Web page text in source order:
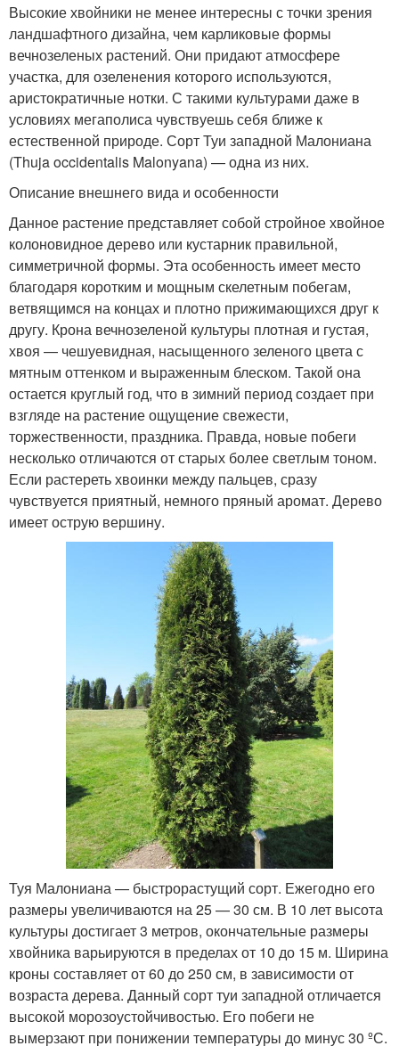
Высокие хвойники не менее интересны с точки зрения
ландшафтного дизайна, чем карликовые формы
вечнозеленых растений. Они придают атмосфере
участка, для озеленения которого используются,
аристократичные нотки. С такими культурами даже в
условиях мегаполиса чувствуешь себя ближе к
естественной природе. Сорт Туи западной Малониана
(Thuja occidentalis Malonyana) — одна из них.
Описание внешнего вида и особенности
Данное растение представляет собой стройное хвойное
колоновидное дерево или кустарник правильной,
симметричной формы. Эта особенность имеет место
благодаря коротким и мощным скелетным побегам,
ветвящимся на концах и плотно прижимающихся друг к
другу. Крона вечнозеленой культуры плотная и густая,
хвоя — чешуевидная, насыщенного зеленого цвета с
мятным оттенком и выраженным блеском. Такой она
остается круглый год, что в зимний период создает при
взгляде на растение ощущение свежести,
торжественности, праздника. Правда, новые побеги
несколько отличаются от старых более светлым тоном.
Если растереть хвоинки между пальцев, сразу
чувствуется приятный, немного пряный аромат. Дерево
имеет острую вершину.
Туя Малониана — быстрорастущий сорт. Ежегодно его
размеры увеличиваются на 25 — 30 см. В 10 лет высота
культуры достигает 3 метров, окончательные размеры
хвойника варьируются в пределах от 10 до 15 м. Ширина
кроны составляет от 60 до 250 см, в зависимости от
возраста дерева. Данный сорт туи западной отличается
высокой морозоустойчивостью. Его побеги не
вымерзают при понижении температуры до минус 30 ºС.